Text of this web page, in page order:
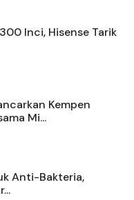
Inci, Hisense Tarik
Kempen
Mi...
Anti-Bakteria,